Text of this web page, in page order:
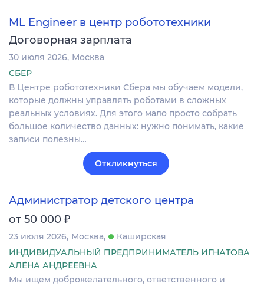
ML Engineer в центр робототехники
Договорная зарплата
30 июля 2026 Москва
СБЕР
В Центре робототехники Сбера мы обучаем модели,
которые должны управлять роботами в сложных
реальных условиях. Для этого мало просто собрать
большое количество данных: нужно понимать, какие
записи полезны…
Откликнуться
Администратор детского центра
от 50 000 ₽
23 июля 2026 Москва
Каширская
ИНДИВИДУАЛЬНЫЙ ПРЕДПРИНИМАТЕЛЬ ИГНАТОВА
АЛЁНА АНДРЕЕВНА
Мы ищем доброжелательного, ответственного и